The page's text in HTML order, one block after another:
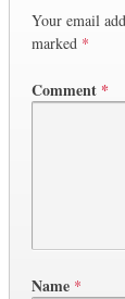
Your email
marked *
Comment *
Name *